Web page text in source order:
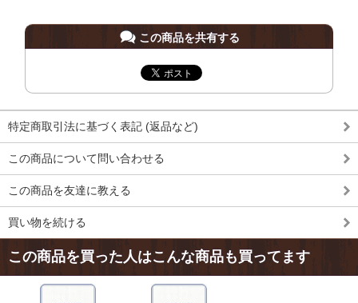
この商品を共有する
特定商取引法に基づく表記 (返品など)
この商品について問い合わせる
この商品を友達に教える
買い物を続ける
この商品を買った人はこんな商品も買ってます